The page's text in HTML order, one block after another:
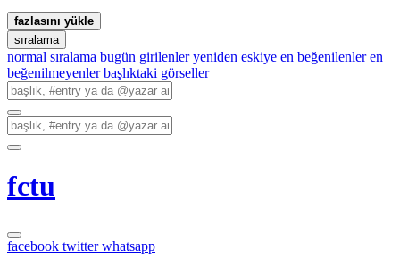
fazlasını yükle
sıralama
normal sıralama bugün girilenler yeniden eskiye en beğenilenler en
beğenilmeyenler başlıktaki görseller
fctu
facebook twitterwhatsapp